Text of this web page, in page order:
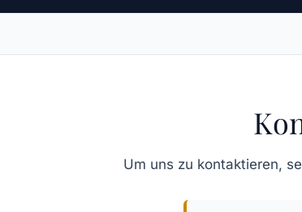
Um uns zu kontaktieren,